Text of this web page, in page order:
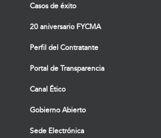
Casos de éxito
20 aniversario FYCMA
Perfil del Contratante
Portal de Transparencia
Canal Ético
Gobierno Abierto
Sede Electrónica